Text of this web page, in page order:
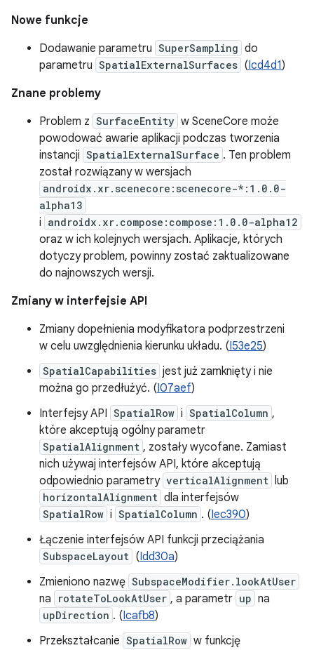
Nowe funkcje
Dodawanie parametru SuperSampling do
parametru SpatialExternalSurfaces (Icd4d1)
Znane problemy
Problem z SurfaceEntity w SceneCore może
powodować awarie aplikacji podczas tworzenia
instancji SpatialExternalSurface . Ten problem
został rozwiązany w wersjach
androidx.xr.scenecore:scenecore-*:1.0.0-
alpha13
i androidx.xr.compose:compose:1.0.0-alpha12
oraz w ich kolejnych wersjach. Aplikacje, których
dotyczy problem, powinny zostać zaktualizowane
do najnowszych wersji.
Zmiany w interfejsie API
Zmiany dopełnienia modyfikatora podprzestrzeni
w celu uwzględnienia kierunku układu. (I53e25)
SpatialCapabilities jest już zamknięty i nie
można go przedłużyć. (I07aef)
Interfejsy API SpatialRow i SpatialColumn ,
które akceptują ogólny parametr
SpatialAlignment , zostały wycofane. Zamiast
nich używaj interfejsów API, które akceptują
odpowiednio parametry verticalAlignment lub
horizontalAlignment dla interfejsów
SpatialRow i SpatialColumn . (Iec390)
Łączenie interfejsów API funkcji przeciążania
SubspaceLayout (Idd30a)
Zmieniono nazwę SubspaceModifier.lookAtUser
na rotateToLookAtUser , a parametr up na
upDirection . (Icafb8)
Przekształcanie SpatialRow w funkcję